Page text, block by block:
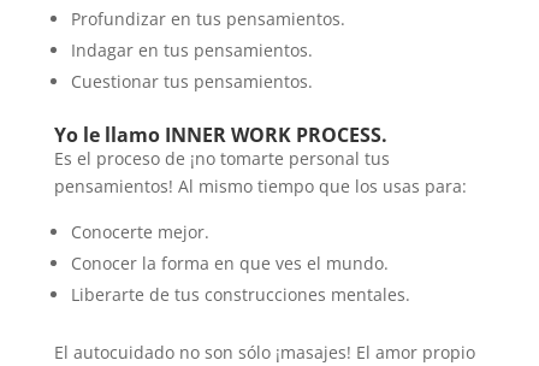
Profundizar en tus pensamientos.
Indagar en tus pensamientos.
Cuestionar tus pensamientos.
Yo le llamo INNER WORK PROCESS.
Es el proceso de ¡no tomarte personal tus
pensamientos! Al mismo tiempo que los usas para:
Conocerte mejor.
Conocer la forma en que ves el mundo.
Liberarte de tus construcciones mentales.
El autocuidado no son sólo ¡masajes! El amor propio